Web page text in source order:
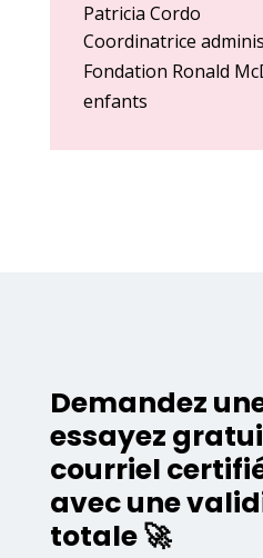
Patricia Cordo
Coordinatrice
Fondation Ronald
enfants
Demandez
essayez
courriel
avec une
totale 🚀